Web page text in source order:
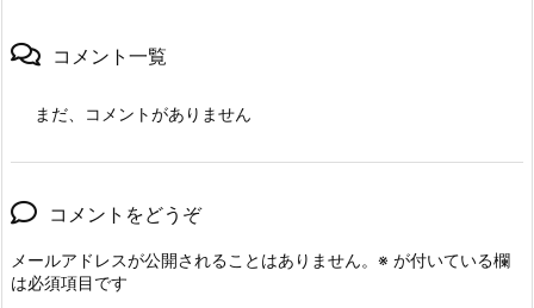
コメント一覧
まだ、コメントがありません
コメントをどうぞ
メールアドレスが公開されることはありません。 ※ が付いている欄
は必須項目です